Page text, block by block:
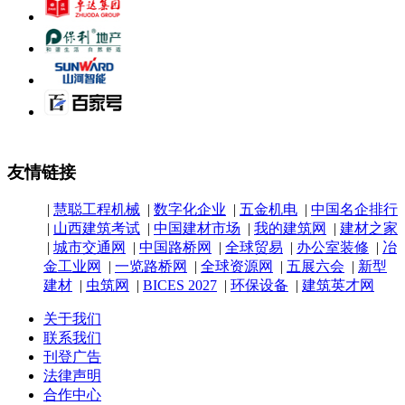
友情链接
| 慧聪工程机械 | 数字化企业 | 五金机电 | 中国名企排行
| 山西建筑考试 | 中国建材市场 | 我的建筑网 | 建材之家
| 城市交通网 | 中国路桥网 | 全球贸易 | 办公室装修 | 冶
金工业网
| 一览路桥网 | 全球资源网 | 五展六会 | 新型
建材 | 虫筑网 | BICES 2027 | 环保设备 | 建筑英才网
关于我们
联系我们
刊登广告
法律声明
合作中心